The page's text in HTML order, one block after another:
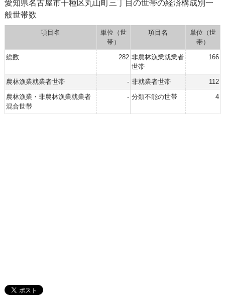
愛知県名古屋市千種区丸山町三丁目の世帯の経済構成別一
般世帯数
項目名
単位（世
帯）
項目名
単位（世
帯）
総数
282 非農林漁業就業者
世帯
166
農林漁業就業者世帯 - 非就業者世帯
112
農林漁業・非農林漁業就業者
混合世帯
- 分類不能の世帯 4